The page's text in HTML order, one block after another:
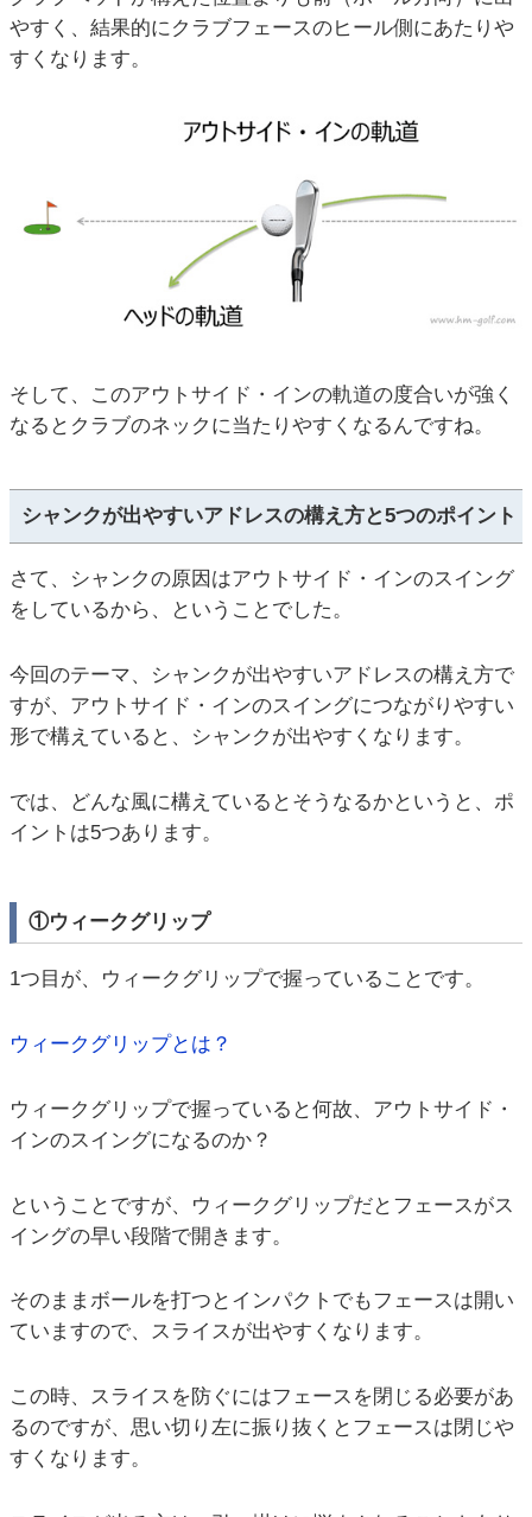
やすく、結果的にクラブフェースのヒール側にあたりや
すくなります。
そして、このアウトサイド・インの軌道の度合いが強く
なるとクラブのネックに当たりやすくなるんですね。
シャンクが出やすいアドレスの構え方と5つのポイント
さて、シャンクの原因はアウトサイド・インのスイング
をしているから、ということでした。
今回のテーマ、シャンクが出やすいアドレスの構え方で
すが、アウトサイド・インのスイングにつながりやすい
形で構えていると、シャンクが出やすくなります。
では、どんな風に構えているとそうなるかというと、ポ
イントは5つあります。
①ウィークグリップ
1つ目が、ウィークグリップで握っていることです。
ウィークグリップとは？
ウィークグリップで握っていると何故、アウトサイド・
インのスイングになるのか？
ということですが、ウィークグリップだとフェースがス
イングの早い段階で開きます。
そのままボールを打つとインパクトでもフェースは開い
ていますので、スライスが出やすくなります。
この時、スライスを防ぐにはフェースを閉じる必要があ
るのですが、思い切り左に振り抜くとフェースは閉じや
すくなります。